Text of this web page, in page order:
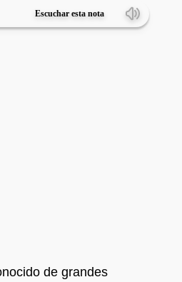
Escuchar esta nota
de grandes